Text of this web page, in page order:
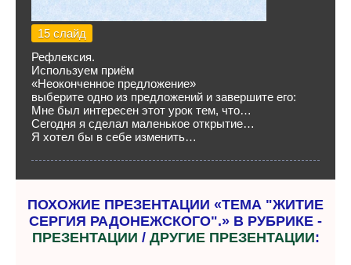
15 слайд
Рефлексия.
Используем приём
«Неоконченное предложение»
выберите одно из предложений и завершите его:
Мне был интересен этот урок тем, что…
Сегодня я сделал маленькое открытие…
Я хотел бы в себе изменить…
ПОХОЖИЕ ПРЕЗЕНТАЦИИ «ТЕМА "ЖИТИЕ
СЕРГИЯ РАДОНЕЖСКОГО".» В РУБРИКЕ -
ПРЕЗЕНТАЦИИ / ДРУГИЕ ПРЕЗЕНТАЦИИ: